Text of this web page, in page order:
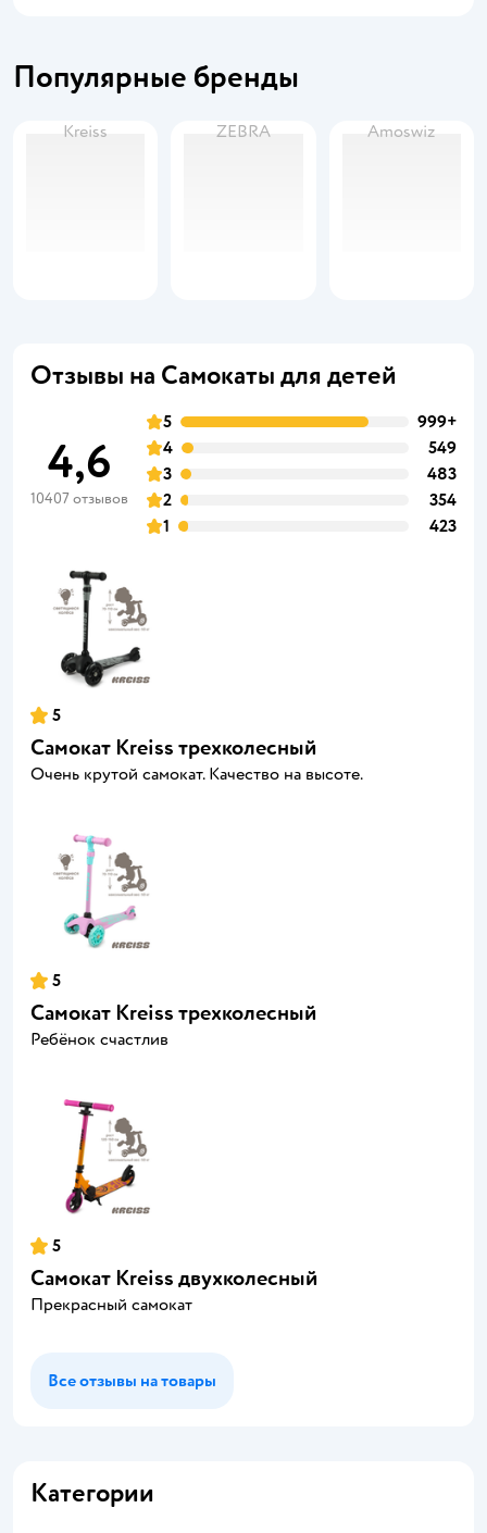
Популярные бренды
Kreiss ZEBRA Amoswiz
Отзывы на Самокаты для детей
4,6
10407 отзывов
5
999+
4
549
3
483
2
354
1
423
5
Самокат Kreiss трехколесный
Очень крутой самокат. Качество на высоте.
5
Самокат Kreiss трехколесный
Ребёнок счастлив
5
Самокат Kreiss двухколесный
Прекрасный самокат
Все отзывы на товары
Категории